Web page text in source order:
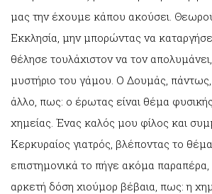
μας την έχουμε κάπου ακούσει.
Εκκλησία, μην μπορώντας να
θέλησε τουλάχιστον να τον
μυστήριο του γάμου. Ο Δουμάς, πάντως,
άλλο, πως: ο έρωτας είναι θέμα
χημείας. Ένας καλός μου φίλος και
Κερκυραίος γιατρός, βλέποντας το
επιστημονικά το πήγε ακόμα
αρκετή δόση χιούμορ βέβαια, πως: η